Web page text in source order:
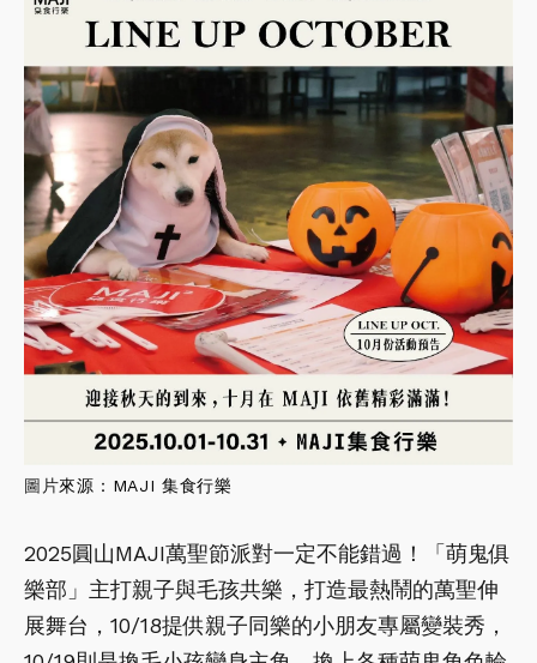
圖片來源： MAJI 集食行樂
2025圓山MAJI萬聖節派對一定不能錯過！「萌鬼俱
樂部」主打親子與毛孩共樂，打造最熱鬧的萬聖伸
展舞台，10/18提供親子同樂的小朋友專屬變裝秀，